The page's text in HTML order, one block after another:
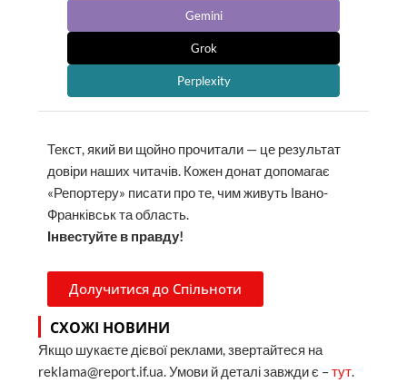
Gemini
Grok
Perplexity
Текст, який ви щойно прочитали — це результат
довіри наших читачів. Кожен донат допомагає
«Репортеру» писати про те, чим живуть Івано-
Франківськ та область.
Інвестуйте в правду!
Долучитися до Спільноти
СХОЖІ НОВИНИ
Якщо шукаєте дієвої реклами, звертайтеся на
reklama@report.if.ua. Умови й деталі завжди є –тут.